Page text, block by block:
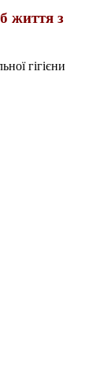
життя з
гігієни